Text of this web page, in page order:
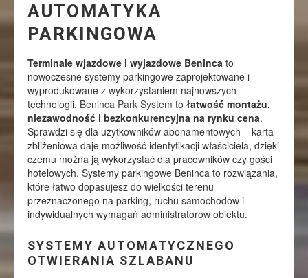
AUTOMATYKA
PARKINGOWA
Terminale wjazdowe i wyjazdowe Beninca to
nowoczesne systemy parkingowe zaprojektowane i
wyprodukowane z wykorzystaniem najnowszych
technologii. Beninca Park System to łatwość montażu,
niezawodność i bezkonkurencyjna na rynku cena.
Sprawdzi się dla użytkowników abonamentowych – karta
zbliżeniowa daje możliwość identyfikacji właściciela, dzięki
czemu można ją wykorzystać dla pracowników czy gości
hotelowych. Systemy parkingowe Beninca to rozwiązania,
które łatwo dopasujesz do wielkości terenu
przeznaczonego na parking, ruchu samochodów i
indywidualnych wymagań administratorów obiektu.
SYSTEMY AUTOMATYCZNEGO
OTWIERANIA SZLABANU